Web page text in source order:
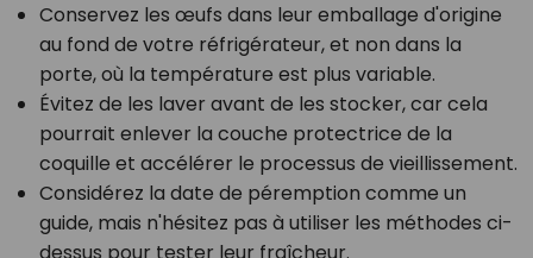
Conservez les œufs dans leur emballage d'origine
au fond de votre réfrigérateur, et non dans la
porte, où la température est plus variable.
Évitez de les laver avant de les stocker, car cela
pourrait enlever la couche protectrice de la
coquille et accélérer le processus de vieillissement.
Considérez la date de péremption comme un
guide, mais n'hésitez pas à utiliser les méthodes ci-